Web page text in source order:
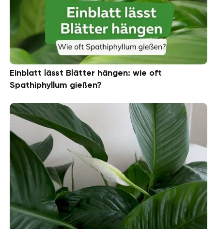
Einblatt lässt Blätter hängen: wie oft
Spathiphyllum gießen?